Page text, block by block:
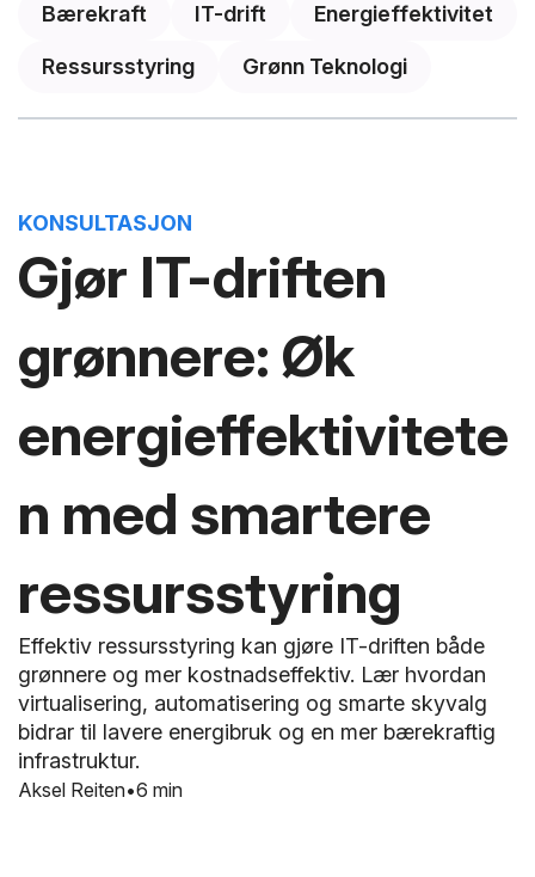
Bærekraft IT-drift Energieffektivitet
Ressursstyring Grønn Teknologi
Gjør IT-driften
grønnere: Øk
energieffektivitete
n med smartere
ressursstyring
KONSULTASJON
6 min
Effektiv ressursstyring kan gjøre IT-driften både
grønnere og mer kostnadseffektiv. Lær hvordan
virtualisering, automatisering og smarte skyvalg
bidrar til lavere energibruk og en mer bærekraftig
infrastruktur.
Aksel Reiten